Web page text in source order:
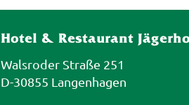
Hotel & Restaurant
Walsroder Straße 251
D-30855 Langenhagen